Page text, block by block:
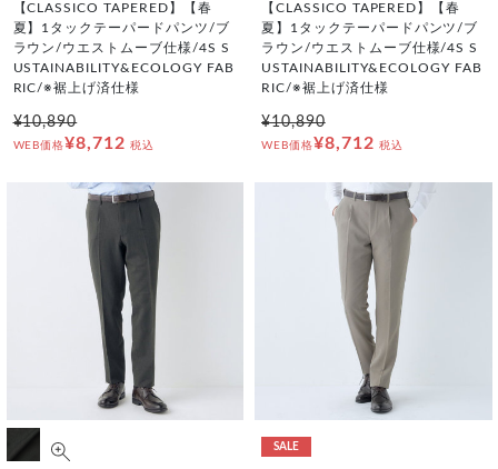
【CLASSICO TAPERED】【春
夏】1タックテーパードパンツ/ブ
ラウン/ウエストムーブ仕様/4S S
USTAINABILITY&ECOLOGY FAB
RIC/※裾上げ済仕様
¥10,890
WEB価格¥8,712 税込
【CLASSICO TAPERED】【春
夏】1タックテーパードパンツ/ブ
ラウン/ウエストムーブ仕様/4S S
USTAINABILITY&ECOLOGY FAB
RIC/※裾上げ済仕様
¥10,890
WEB価格¥8,712 税込
SALE